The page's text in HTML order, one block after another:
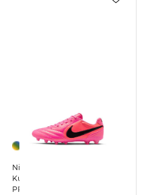
Nike | Fußballschuhe
Kunstrasen TIEMPO LIGERA
PRO AG T